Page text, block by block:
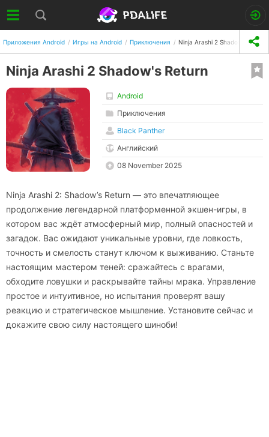
Приложения Android Игры на Android Приключения Ninja Arashi 2 Shadow's Return
Ninja Arashi 2 Shadow's Return
Android
Приключения
Black Panther
Английский
08 November 2025
Ninja Arashi 2: Shadow’s Return — это впечатляющее
продолжение легендарной платформенной экшен-игры, в
котором вас ждёт атмосферный мир, полный опасностей и
загадок. Вас ожидают уникальные уровни, где ловкость,
точность и смелость станут ключом к выживанию. Станьте
настоящим мастером теней: сражайтесь с врагами,
обходите ловушки и раскрывайте тайны мрака. Управление
простое и интуитивное, но испытания проверят вашу
реакцию и стратегическое мышление. Установите сейчас и
докажите свою силу настоящего шиноби!